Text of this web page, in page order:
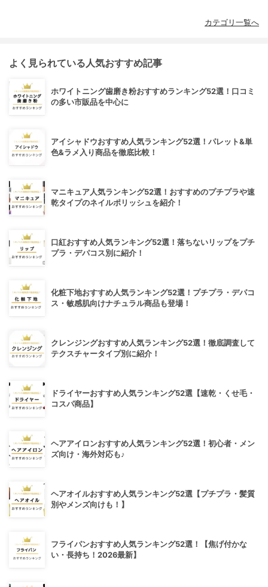
カテゴリ一覧へ
よく見られている人気おすすめ記事
ホワイトニング歯磨き粉おすすめランキング52選！口コミ
の多い市販品を中心に
アイシャドウおすすめ人気ランキング52選！パレット&単
色&ラメ入り商品を徹底比較！
マニキュア人気ランキング52選！おすすめのプチプラや速
乾タイプのネイルポリッシュを紹介！
口紅おすすめ人気ランキング52選！落ちないリップをプチ
プラ・デパコス別に紹介！
化粧下地おすすめ人気ランキング52選！プチプラ・デパコ
ス・敏感肌向けナチュラル商品も登場！
クレンジングおすすめ人気ランキング52選！徹底調査して
テクスチャータイプ別に紹介！
ドライヤーおすすめ人気ランキング52選【速乾・くせ毛・
コスパ商品】
ヘアアイロンおすすめ人気ランキング52選！初心者・メン
ズ向け・海外対応も♪
ヘアオイルおすすめ人気ランキング52選【プチプラ・髪質
別やメンズ向けも！】
フライパンおすすめ人気ランキング52選！【焦げ付かな
い・長持ち！2026最新】